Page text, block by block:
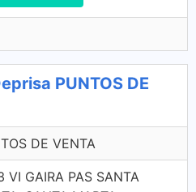
PUNTOS DE
DE VENTA
VI GAIRA PAS SANTA